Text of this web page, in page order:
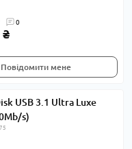
0
₴
Повідомити мене
USB 3.1 Ultra Luxe
s)